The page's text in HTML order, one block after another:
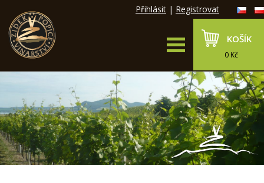
Přihlásit | Registrovat
KOŠÍK
0 Kč